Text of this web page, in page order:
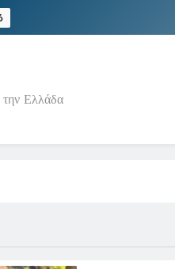
την Ελλάδα